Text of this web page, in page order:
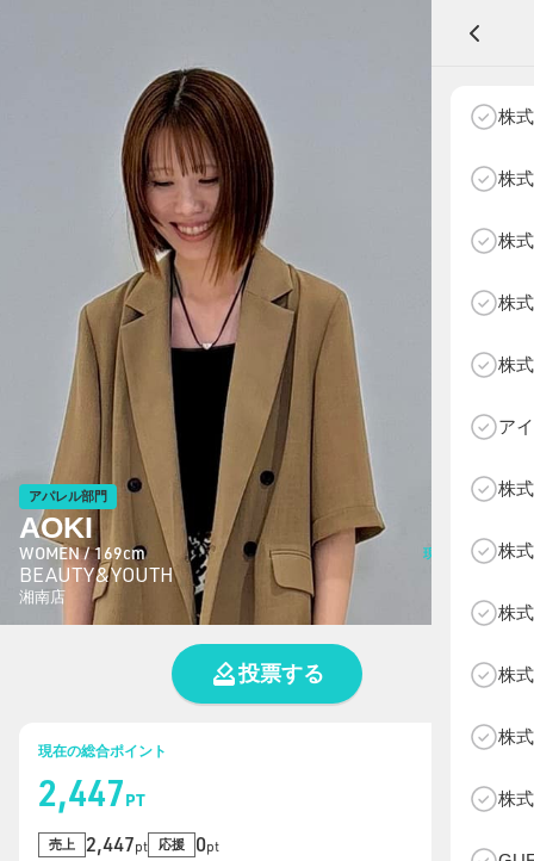
アパレル部門 物販部門 NEXT AGE
HOME
NEWS
ABOUT SOTY
投票方法
Follow Us
A
株
株
株
株
株
ア
株
株
株
株
株
株
アパレル部門
AOKI
WOMEN / 169cm
BEAUTY&YOUTH
湘南店
現在の総投票数
1
投票する
現在の総合ポイント
2,447PT
売上 2,447pt 応援 0pt